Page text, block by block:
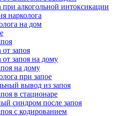
алкогольной интоксикации
нарколога
на дом
запоя
запоя на дому
на дому
при запое
вывод из запоя
в стационаре
синдром после запоя
с кодированием